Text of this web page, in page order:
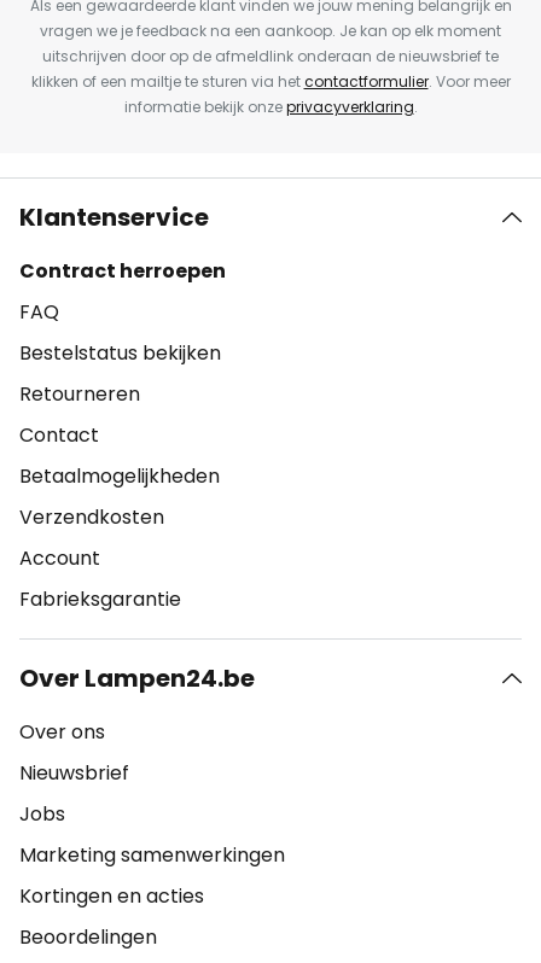
Als een gewaardeerde klant vinden we jouw mening belangrijk en
vragen we je feedback na een aankoop. Je kan op elk moment
uitschrijven door op de afmeldlink onderaan de nieuwsbrief te
klikken of een mailtje te sturen via hetcontactformulier. Voor meer
informatie bekijk onzeprivacyverklaring.
Klantenservice
Contract herroepen
FAQ
Bestelstatus bekijken
Retourneren
Contact
Betaalmogelijkheden
Verzendkosten
Account
Fabrieksgarantie
Over Lampen24.be
Over ons
Nieuwsbrief
Jobs
Marketing samenwerkingen
Kortingen en acties
Beoordelingen